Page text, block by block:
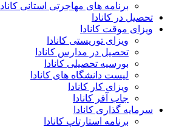
برنامه های مهاجرتی استانی کانادا
تحصیل در کانادا
ویزای موقت کانادا
ویزای توریستی کانادا
تحصیل در مدارس کانادا
بورسیه تحصیلی کانادا
لیست دانشگاه های کانادا
ویزای کار کانادا
جاب آفر کانادا
سرمایه گذاری کانادا
برنامه استارتاپ کانادا